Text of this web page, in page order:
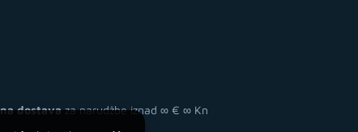
dostavaza narudžbe iznad ∞ € ∞ Kn